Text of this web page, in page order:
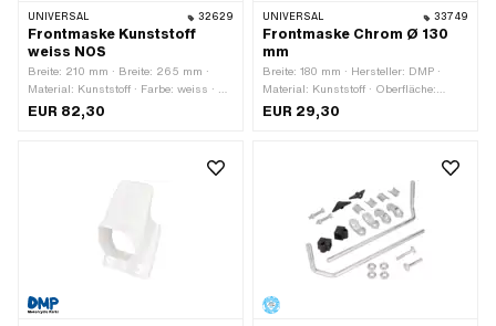
UNIVERSAL 32629
Frontmaske Kunststoff
weiss NOS
Breite: 210 mm · Breite: 265 mm ·
Material: Kunststoff · Farbe: weiss · Ø
innen: 129 mm · Höhe: 325 mm ·
EUR 82,30
UNIVERSAL 33749
Frontmaske Chrom Ø 130
mm
Breite: 180 mm · Hersteller: DMP ·
Material: Kunststoff · Oberfläche:
verchromt · Farbe: Chrom · Ø innen:
EUR 29,30